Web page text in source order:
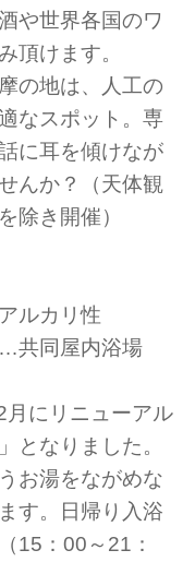
や世界各国のワ
頂けます。
の地は、人工の
なスポット。専
に耳を傾けなが
んか？（天体観
除き開催）
ルカリ性
共同屋内浴場
にリニューアル
となりました。
お湯をながめな
す。日帰り入浴
15：00～21：